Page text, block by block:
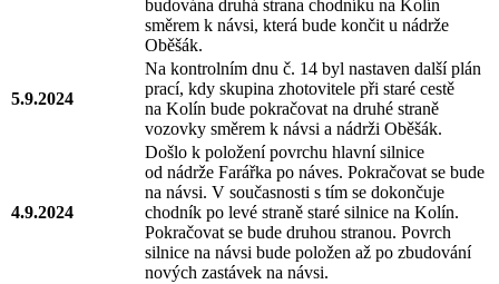
budována druhá strana chodníku na Kolín
směrem k návsi, která bude končit u nádrže
Oběšák.
5.9.2024
Na kontrolním dnu č. 14 byl nastaven další plán
prací, kdy skupina zhotovitele při staré cestě
na Kolín bude pokračovat na druhé straně
vozovky směrem k návsi a nádrži Oběšák.
4.9.2024
Došlo k položení povrchu hlavní silnice
od nádrže Farářka po náves. Pokračovat se bude
na návsi. V současnosti s tím se dokončuje
chodník po levé straně staré silnice na Kolín.
Pokračovat se bude druhou stranou. Povrch
silnice na návsi bude položen až po zbudování
nových zastávek na návsi.